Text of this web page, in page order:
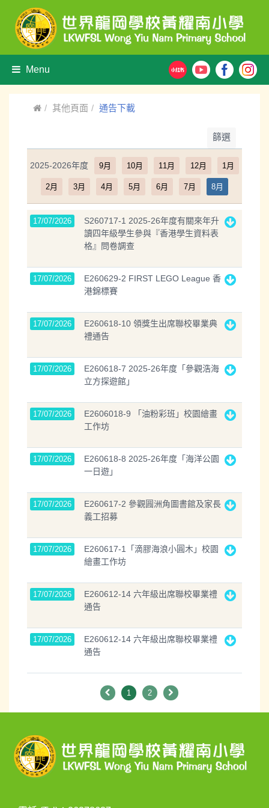
Menu
其他頁面 通告下載
篩選
2025-2026年度 9月 10月 11月 12月 1月
2月 3月 4月 5月 6月 7月 8月
17/07/2026
S260717-1 2025-26年度有關來年升
讀四年級學生參與『香港學生資料表
格』問卷調查
17/07/2026
E260629-2 FIRST LEGO League 香
港錦標賽
17/07/2026
E260618-10 領獎生出席聯校畢業典
禮通告
17/07/2026
E260618-7 2025-26年度「參觀浩海
立方探遊館」
17/07/2026
E2606018-9 「油粉彩班」校園繪畫
工作坊
17/07/2026
E260618-8 2025-26年度「海洋公園
一日遊」
17/07/2026
E260617-2 參觀㘣洲角圖書館及家長
義工招募
17/07/2026
E260617-1「滴膠海浪小圓木」校園
繪畫工作坊
17/07/2026
E260612-14 六年級出席聯校畢業禮
通告
17/07/2026
E260612-14 六年級出席聯校畢業禮
通告
1 2